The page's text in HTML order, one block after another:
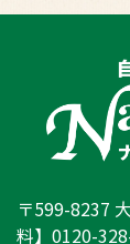
〒599-8237
料】0120-